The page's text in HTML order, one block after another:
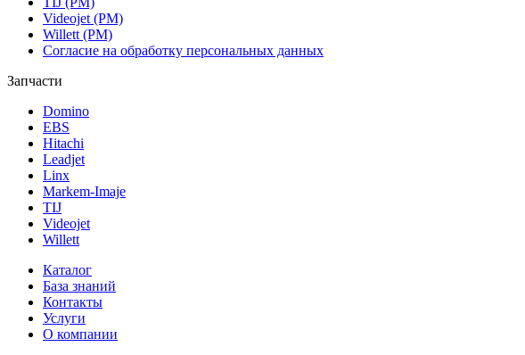
Videojet (РМ)
Willett (РМ)
Согласие на обработку персональных данных
Запчасти
Domino
EBS
Hitachi
Leadjet
Linx
Markem-Imaje
TIJ
Videojet
Willett
Каталог
База знаний
Контакты
Услуги
О компании